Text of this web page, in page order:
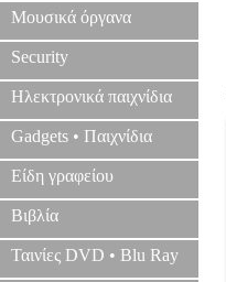
Μουσικά όργανα
Security
Ηλεκτρονικά παιχνίδια
Gadgets • Παιχνίδια
Είδη γραφείου
Βιβλία
Ταινίες DVD • Blu Ray